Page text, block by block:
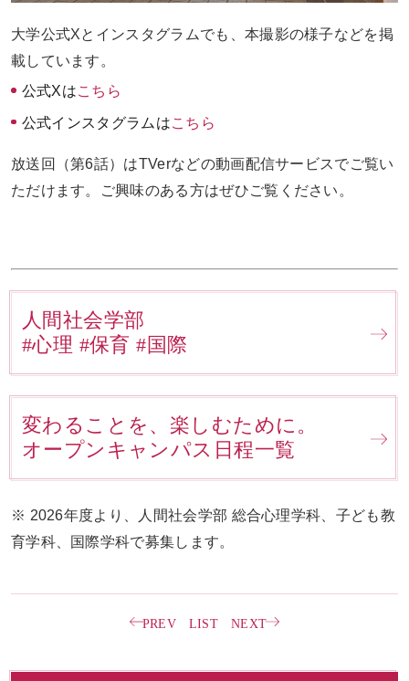
大学公式Xとインスタグラムでも、本撮影の様子などを掲
載しています。
公式Xはこちら
公式インスタグラムはこちら
放送回（第6話）はTVerなどの動画配信サービスでご覧い
ただけます。ご興味のある方はぜひご覧ください。
人間社会学部
#心理 #保育 #国際
変わることを、楽しむために。
オープンキャンパス日程一覧
※ 2026年度より、人間社会学部 総合心理学科、子ども教
育学科、国際学科で募集します。
PREV LIST NEXT